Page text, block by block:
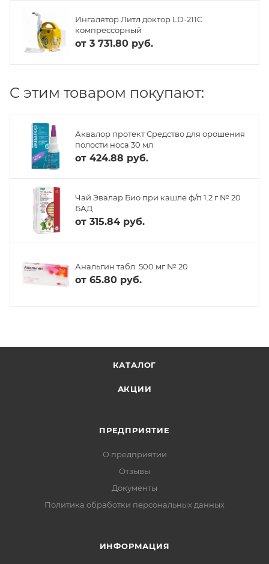
Ингалятор Литл доктор LD-211C
компрессорный
от 3 731.80 руб.
C этим товаром покупают:
Аквалор протект Средство для орошения
полости носа 30 мл
от 424.88 руб.
Чай Эвалар Био при кашле ф/п 1.2 г № 20
БАД
от 315.84 руб.
Анальгин табл. 500 мг № 20
от 65.80 руб.
КАТАЛОГ
АКЦИИ
ПРЕДПРИЯТИЕ
О предприятии
Отзывы
Документы
Политика обработки персональных данных
ИНФОРМАЦИЯ